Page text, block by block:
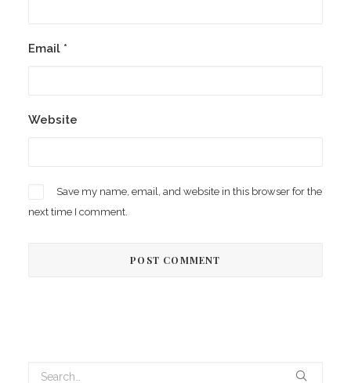
Email *
Website
Save my name, email, and website in this browser for the
next time I comment.